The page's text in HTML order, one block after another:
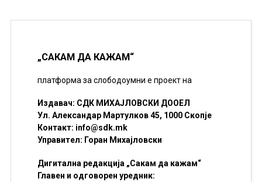
„САКАМ ДА КАЖАМ“
платформа за слободоумни е проект на
Издавач: СДК МИХАЈЛОВСКИ ДООЕЛ
Ул. Александар Мартулков 45, 1000 Скопје
Контакт: info@sdk.mk
Управител: Горан Михајловски
Дигитална редакција „Сакам да кажам“
Главен и одговорен уредник: